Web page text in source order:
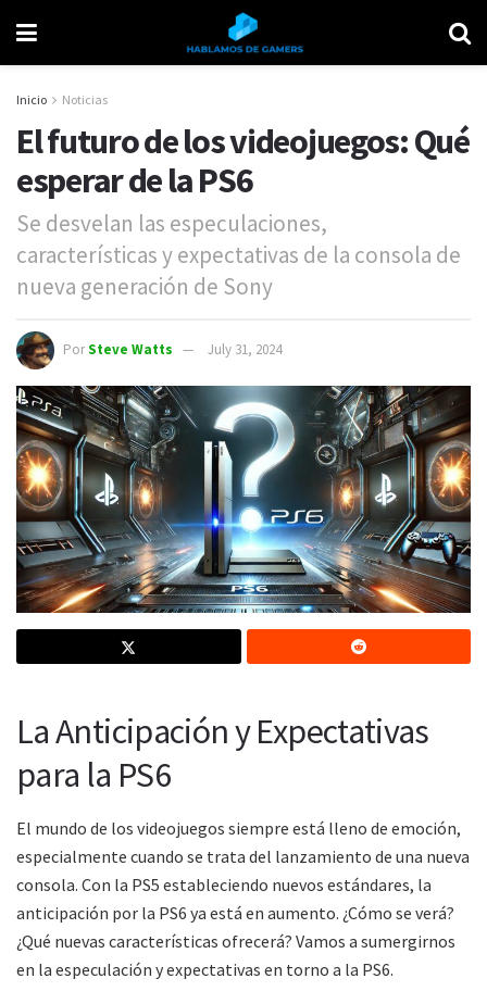
Inicio Noticias
El futuro de los videojuegos: Qué
esperar de la PS6
Se desvelan las especulaciones,
características y expectativas de la consola de
nueva generación de Sony
PorSteve Watts July 31, 2024
La Anticipación y Expectativas
para la PS6
El mundo de los videojuegos siempre está lleno de emoción,
especialmente cuando se trata del lanzamiento de una nueva
consola. Con la PS5 estableciendo nuevos estándares, la
anticipación por la PS6 ya está en aumento. ¿Cómo se verá?
¿Qué nuevas características ofrecerá? Vamos a sumergirnos
en la especulación y expectativas en torno a la PS6.